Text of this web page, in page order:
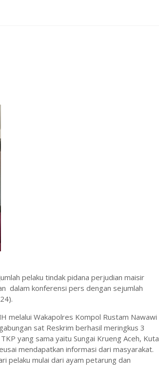
pelaku tindak pidana perjudian maisir
dalam konferensi pers dengan sejumlah
melalui Wakapolres Kompol Rustam Nawawi
sat Reskrim berhasil meringkus 3
yang sama yaitu Sungai Krueng Aceh, Kuta
mendapatkan informasi dari masyarakat.
pelaku mulai dari ayam petarung dan